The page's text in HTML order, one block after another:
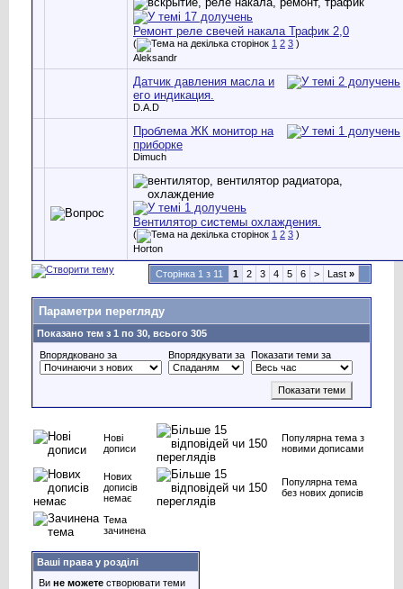
Ремонт реле свечей накала Трафик 2,0
( 1 2 3 )
Aleksandr
Датчик давления масла и
его индикация.
D.A.D
Проблема ЖК монитор на
приборке
Dimuch
Вентилятор системы охлаждения.
( 1 2 3 )
Horton
Сторінка 1 з 11 1 2 3 4 5 6 > Last »
Параметри перегляду
Показано тем з 1 по 30, всього 305
Впорядковано за
Впорядкувати за Показати теми за
Нові
дописи
Популярна тема з
новими дописами
Нових
дописів
немає
Популярна тема
без нових дописів
Тема
зачинена
Ваші права у розділі
Ви не можете створювати теми